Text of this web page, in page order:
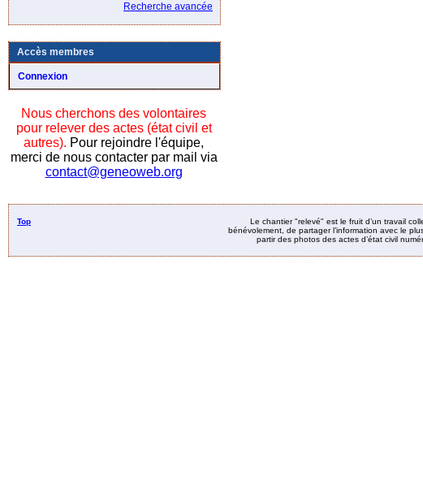
Recherche avancée
Accès membres
Connexion
Nous cherchons des volontaires
pour relever des actes (état civil et
autres). Pour rejoindre l'équipe,
merci de nous contacter par mail via
contact@geneoweb.org
Top
Le chantier "relevé" est le fruit d’un travail
bénévolement, de partager l’information avec le
partir des photos des actes d’état civil